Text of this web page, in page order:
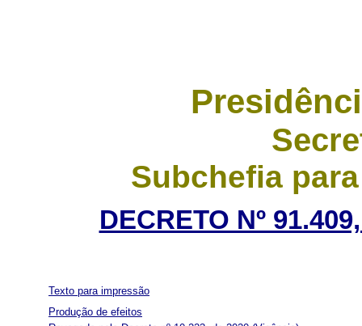
Subchefia
DECRETO Nº
Texto para impressão
Produção de efeitos